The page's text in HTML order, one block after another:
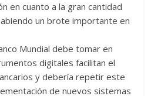
en cuanto a la gran cantidad
un brote importante en
Mundial debe tomar en
digitales facilitan el
y debería repetir este
de nuevos sistemas